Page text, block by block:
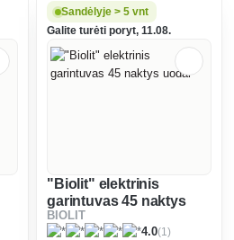
Sandėlyje > 5 vnt
Galite turėti poryt, 11.08.
"Biolit" elektrinis
garintuvas 45 naktys
uodai
BIOLIT
4.0(1)